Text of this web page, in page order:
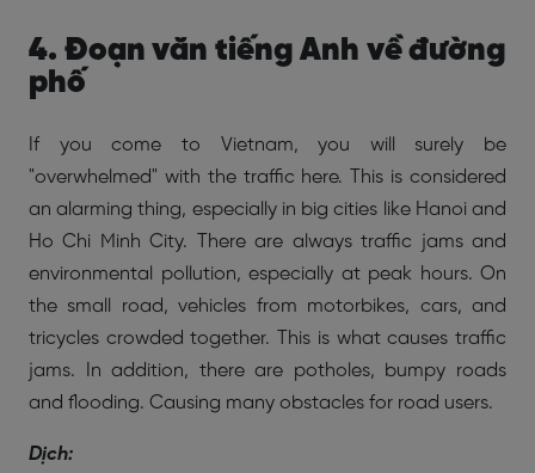
4. Đoạn văn tiếng Anh về đường
phố
If you come to Vietnam, you will surely be
"overwhelmed" with the traffic here. This is considered
an alarming thing, especially in big cities like Hanoi and
Ho Chi Minh City. There are always traffic jams and
environmental pollution, especially at peak hours. On
the small road, vehicles from motorbikes, cars, and
tricycles crowded together. This is what causes traffic
jams. In addition, there are potholes, bumpy roads
and flooding. Causing many obstacles for road users.
Dịch: